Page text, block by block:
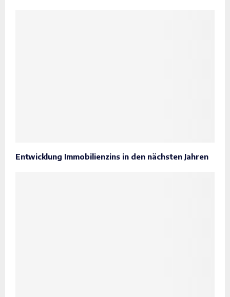
Entwicklung Immobilienzins in den nächsten Jahren